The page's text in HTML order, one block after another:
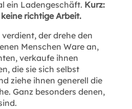
ein Ladengeschäft. Kurz:
richtige Arbeit.
der drehe den
Menschen Ware an,
verkaufe ihnen
die sie sich selbst
ziehe ihnen generell die
Ganz besonders denen,